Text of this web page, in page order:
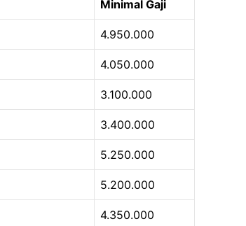
Minimal Gaji
4.950.000
4.050.000
3.100.000
3.400.000
5.250.000
5.200.000
4.350.000